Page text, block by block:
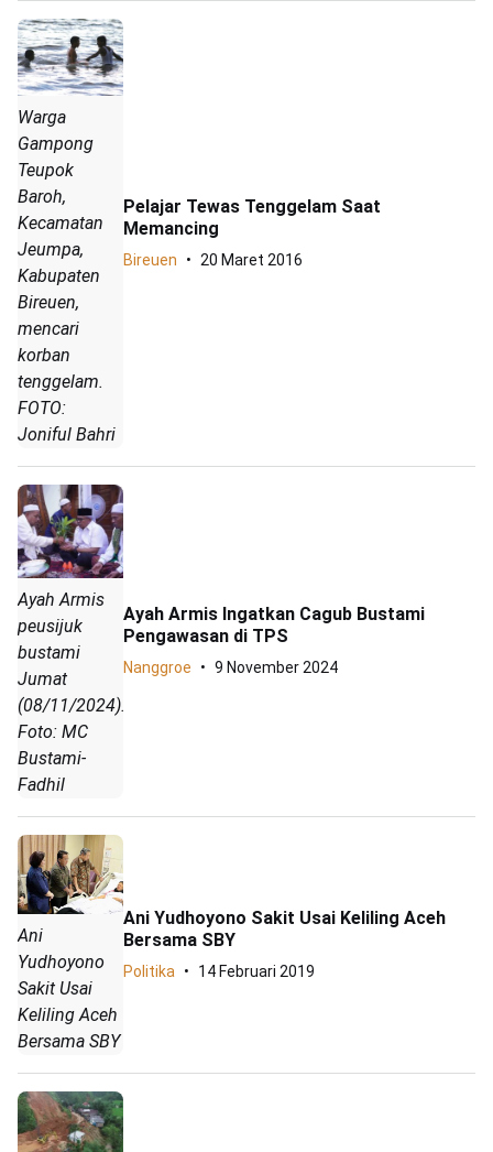
Warga
Gampong
Teupok
Baroh,
Kecamatan
Jeumpa,
Kabupaten
Bireuen,
mencari
korban
tenggelam.
FOTO:
Joniful Bahri
Pelajar Tewas Tenggelam Saat
Memancing
Bireuen 20 Maret 2016
Ayah Armis
peusijuk
bustami
Jumat
(08/11/2024).
Foto: MC
Bustami-
Fadhil
Ayah Armis Ingatkan Cagub Bustami
Pengawasan di TPS
Nanggroe 9 November 2024
Ani
Yudhoyono
Sakit Usai
Keliling Aceh
Bersama SBY
Ani Yudhoyono Sakit Usai Keliling Aceh
Bersama SBY
Politika 14 Februari 2019